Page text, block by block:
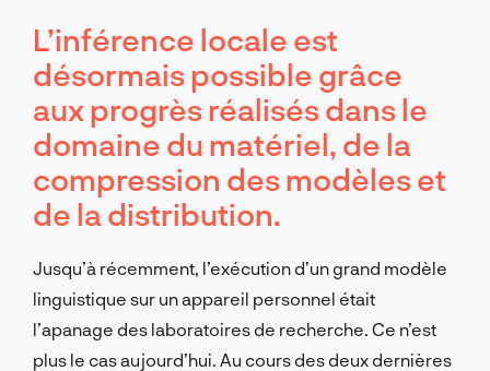
L’inférence locale est
désormais possible grâce
aux progrès réalisés dans le
domaine du matériel, de la
compression des modèles et
de la distribution.
Jusqu’à récemment, l’exécution d’un grand modèle
linguistique sur un appareil personnel était
l’apanage des laboratoires de recherche. Ce n’est
plus le cas aujourd’hui. Au cours des deux dernières